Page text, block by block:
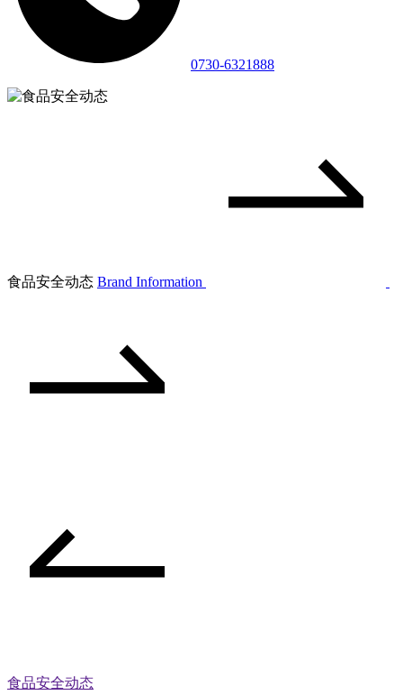
0730-6321888
食品安全动态 Brand Information
食品安全动态